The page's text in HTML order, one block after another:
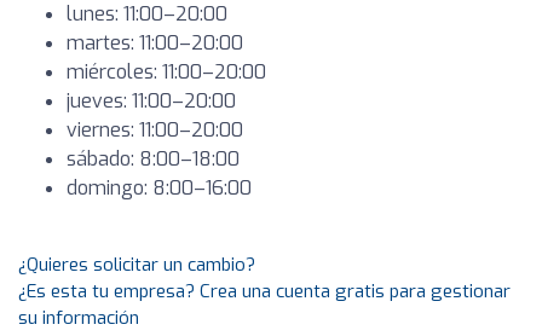
lunes: 11:00–20:00
martes: 11:00–20:00
miércoles: 11:00–20:00
jueves: 11:00–20:00
viernes: 11:00–20:00
sábado: 8:00–18:00
domingo: 8:00–16:00
¿Quieres solicitar un cambio?
¿Es esta tu empresa? Crea una cuenta gratis para gestionar
su información